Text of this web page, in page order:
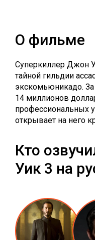
О фильме
Суперкиллер Джон
тайной гильдии
экскомьюникадо. За
14 миллионов
профессиональных
открывает на него
Кто
Уик 3 на